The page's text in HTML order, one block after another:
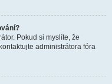
Pokud si myslíte, že
administrátora fóra